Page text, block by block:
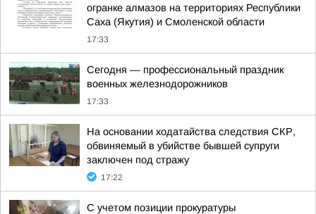
огранке алмазов на территориях Республики
Саха (Якутия) и Смоленской области
17:33
Сегодня — профессиональный праздник
военных железнодорожников
17:33
На основании ходатайства следствия СКР,
обвиняемый в убийстве бывшей супруги
заключен под стражу
17:22
С учетом позиции прокуратуры